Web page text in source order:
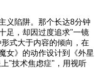
义陷阱。那个长达8分钟
足，却因过度追求"一镜
式大于内容的倾向，在
女》的动作设计到《外星
"技术焦虑症"，用视听